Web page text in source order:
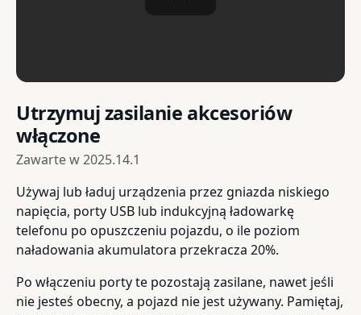
Utrzymuj zasilanie akcesoriów
włączone
Zawarte w2025.14.1
Używaj lub ładuj urządzenia przez gniazda niskiego
napięcia, porty USB lub indukcyjną ładowarkę
telefonu po opuszczeniu pojazdu, o ile poziom
naładowania akumulatora przekracza 20%.
Po włączeniu porty te pozostają zasilane, nawet jeśli
nie jesteś obecny, a pojazd nie jest używany. Pamiętaj,